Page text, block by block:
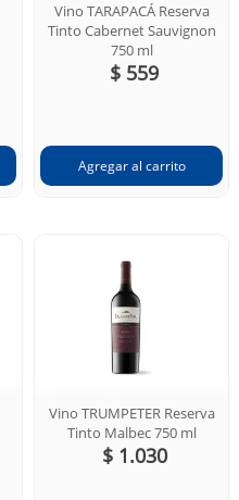
Vino TARAPACÁ Reserva
Tinto Cabernet Sauvignon
750 ml
$ 559
Vino TRUMPETER Reserva
Tinto Malbec 750 ml
$ 1.030